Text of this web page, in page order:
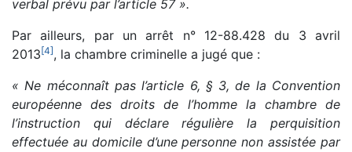
verbal prévu par l’article 57 ».
Par ailleurs, par un arrêt n° 12-88.428 du 3 avril
2013[4], la chambre criminelle a jugé que :
« Ne méconnaît pas l’article 6, § 3, de la Convention
européenne des droits de l’homme la chambre de
l’instruction qui déclare régulière la perquisition
effectuée au domicile d’une personne non assistée par